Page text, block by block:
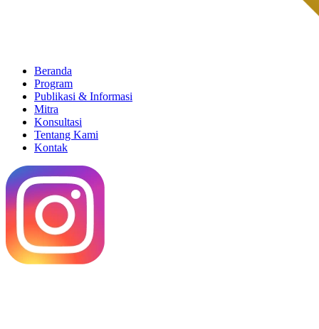
Beranda
Program
Publikasi & Informasi
Mitra
Konsultasi
Tentang Kami
Kontak